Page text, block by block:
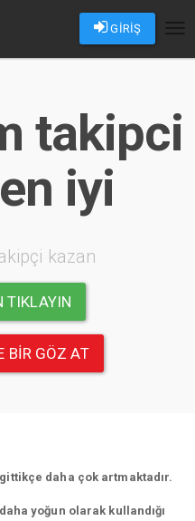
GİRİŞ
takipci
iyi
kazan
TIKLAYIN
BIR GÖZ AT
daha çok artmaktadır.
yoğun olarak kullandığı